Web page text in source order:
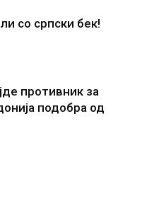
со српски бек!
противник за
подобра од